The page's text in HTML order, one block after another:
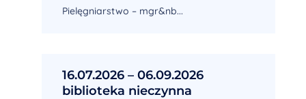
Pielęgniarstwo – mgr&nb...
16.07.2026 – 06.09.2026
biblioteka nieczynna